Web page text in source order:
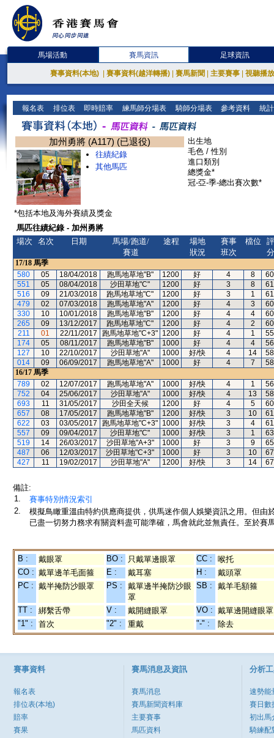
馬場活動 賽馬資訊 足球資訊
賽事資料(本地) 賽事資料(越洋轉播) 賽馬新聞 主要賽事 視聽播
報名表 排位表 即時賠率 練馬師分場表 騎師分場表 參考資料 統
加州勇將 (A117) (已退役)
往績紀錄
其他馬匹
出生地
毛色 / 性別
進口類別
總獎金*
冠-亞-季-總出賽次數*
*包括本地及海外賽績及獎金
馬匹往績紀錄 - 加州勇將
場次
名次 日期
馬場/跑道/
賽道
途程
場地
狀況
賽事
班次
檔位
評
分
17/18 馬季
580
05 18/04/2018 跑馬地草地"B" 1200 好 4 8
60
551
05 08/04/2018 沙田草地"C" 1200 好 3 8
61
516
09 21/03/2018 跑馬地草地"C" 1200 好 3 1
61
479
02 07/03/2018 跑馬地草地"A" 1200 好 4 3
60
330
10 10/01/2018 跑馬地草地"B" 1200 好 4 4
60
265
09 13/12/2017 跑馬地草地"C" 1200 好 4 2
60
211
01 22/11/2017 跑馬地草地"C+3" 1200 好 4 1
55
174
05 08/11/2017 跑馬地草地"B" 1000 好 4 4
56
127
10 22/10/2017 沙田草地"A" 1000 好/快 4 14
58
014
09 06/09/2017 跑馬地草地"A" 1000 好 4 7
58
16/17 馬季
789
02 12/07/2017 跑馬地草地"A" 1000 好/快 4 1
56
752
04 25/06/2017 沙田草地"A" 1000 好/快 4 13
58
693
11 31/05/2017 沙田全天候 1200 好 4 5
60
657
08 17/05/2017 跑馬地草地"B" 1200 好/快 3 10
61
622
03 03/05/2017 跑馬地草地"C+3" 1000 好/快 3 4
61
557
09 09/04/2017 沙田草地"C" 1000 好/快 3 1
63
519
14 26/03/2017 沙田草地"A+3" 1000 好 3 9
65
487
06 12/03/2017 沙田草地"C+3" 1000 好 3 10
67
427
11 19/02/2017 沙田草地"A" 1200 好/快 3 14 67
備註:
1.
賽事特別情況索引
2.
模擬鳥瞰重溫由特約供應商提供，供馬迷作個人娛樂資訊之用。但
已盡一切努力務求有關資料盡可能準確，馬會就此並無責任。至於賽
B : 戴眼罩 BO : 只戴單邊眼罩 CC :
喉托
CO : 戴單邊羊毛面箍 E : 戴耳塞 H :
戴頭罩
PC : 戴半掩防沙眼罩 PS :
戴單邊半掩防沙眼
罩
SB : 戴羊毛額箍
TT : 綁繫舌帶 V : 戴開縫眼罩 VO : 戴單邊開縫眼罩
"1" :
首次 "2" : 重戴 "-" : 除去
賽事資料
報名表
排位表(本地)
賠率
賽果
賽馬消息及資訊
賽馬消息
賽馬新聞資料庫
主要賽事
馬匹資料
分析
速勢能
賽日數
初出馬
騎練配